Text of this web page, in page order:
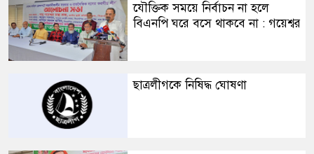
​যৌক্তিক সময়ে নির্বাচন না হলে
বিএনপি ঘরে বসে থাকবে না : গয়েশ্বর
ছাত্রলীগকে নিষিদ্ধ ঘোষণা